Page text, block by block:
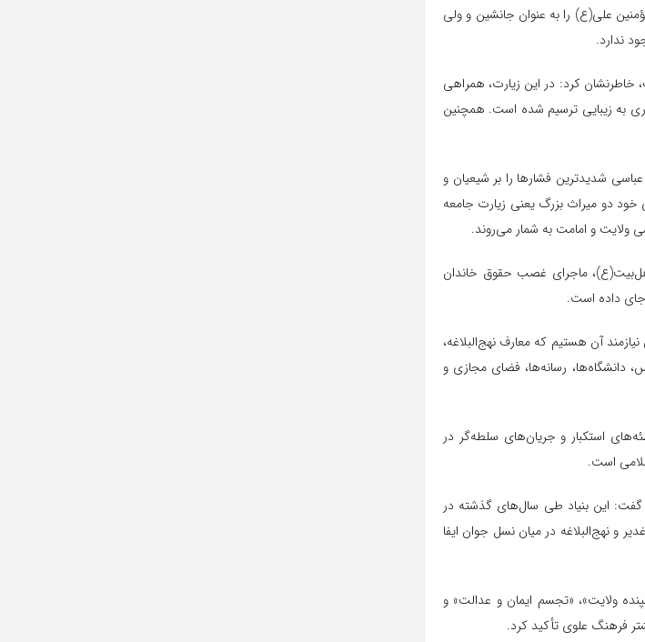
علی(ع) را به عنوان جانشین و ولی
ندارد.
خاطرنشان کرد: در این زیارت، همراهی
به زیبایی ترسیم شده است. همچنین
شدیدترین فشارها را بر شیعیان و
دو میراث بزرگ یعنی زیارت جامعه
ولایت و امامت به شمار می‌روند.
ماجرای غصب حقوق خاندان
جای داده است.
آن هستیم که معارف نهج‌البلاغه،
دانشگاه‌ها، رسانه‌ها، فضای مجازی و
استکبار و جریان‌های سلطه‌گر در
است.
گفت: این بنیاد طی سال‌های گذشته در
و نهج‌البلاغه در میان نسل جوان ایفا
ولایت»، «تجسم ایمان و عدالت» و
فرهنگ علوی تأکید کرد.